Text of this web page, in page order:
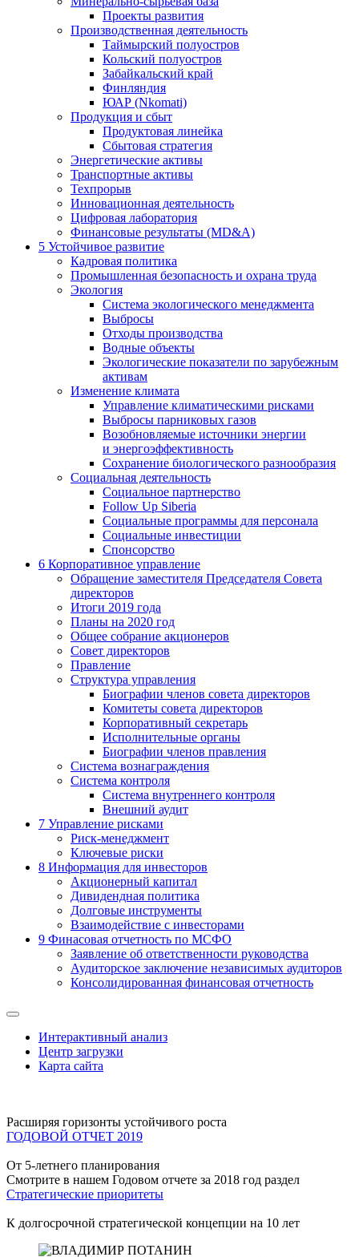
Проекты развития
Производственная деятельность
Таймырский полуостров
Кольский полуостров
Забайкальский край
Финляндия
ЮАР (Nkomati)
Продукция и сбыт
Продуктовая линейка
Сбытовая стратегия
Энергетические активы
Транспортные активы
Техпрорыв
Инновационная деятельность
Цифровая лаборатория
Финансовые результаты (MD&A)
5 Устойчивое развитие
Кадровая политика
Промышленная безопасность и охрана труда
Экология
Система экологического менеджмента
Выбросы
Отходы производства
Водные объекты
Экологические показатели по зарубежным
активам
Изменение климата
Управление климатическими рисками
Выбросы парниковых газов
Возобновляемые источники энергии
и энергоэффективность
Сохранение биологического разнообразия
Социальная деятельность
Социальное партнерство
Follow Up Siberia
Социальные программы для персонала
Социальные инвестиции
Спонсорство
6 Корпоративное управление
Обращение заместителя Председателя Совета
директоров
Итоги 2019 года
Планы на 2020 год
Общее собрание акционеров
Совет директоров
Правление
Структура управления
Биографии членов совета директоров
Комитеты совета директоров
Корпоративный секретарь
Исполнительные органы
Биографии членов правления
Система вознаграждения
Система контроля
Система внутреннего контроля
Внешний аудит
7 Управление рисками
Риск-менеджмент
Ключевые риски
8 Информация для инвесторов
Акционерный капитал
Дивидендная политика
Долговые инструменты
Взаимодействие с инвеcторами
9 Финасовая отчетность по МСФО
Заявление об ответственности руководства
Аудиторское заключение независимых аудиторов
Консолидированная финансовая отчетность
Интерактивный анализ
Центр загрузки
Карта сайта
Расширяя горизонты устойчивого роста
ГОДОВОЙ ОТЧЕТ 2019
От 5-летнего планирования
Смотрите в нашем Годовом отчете за 2018 год раздел
Стратегические приоритеты
К долгосрочной стратегической концепции на 10 лет